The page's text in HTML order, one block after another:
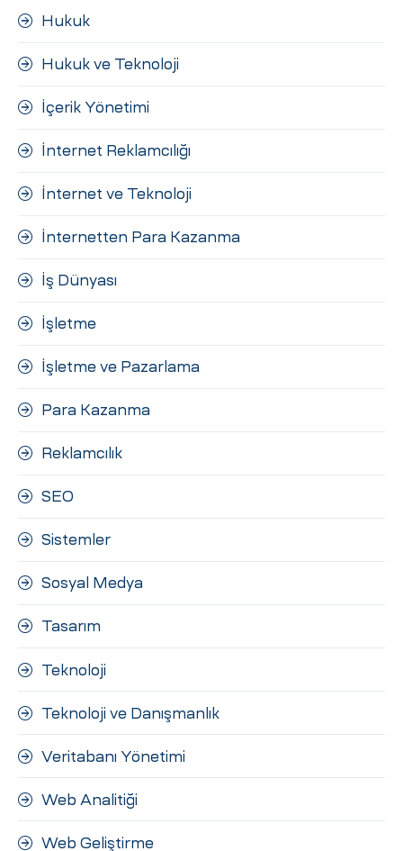
Hukuk
Hukuk ve Teknoloji
İçerik Yönetimi
İnternet Reklamcılığı
İnternet ve Teknoloji
İnternetten Para Kazanma
İş Dünyası
İşletme
İşletme ve Pazarlama
Para Kazanma
Reklamcılık
SEO
Sistemler
Sosyal Medya
Tasarım
Teknoloji
Teknoloji ve Danışmanlık
Veritabanı Yönetimi
Web Analitiği
Web Geliştirme